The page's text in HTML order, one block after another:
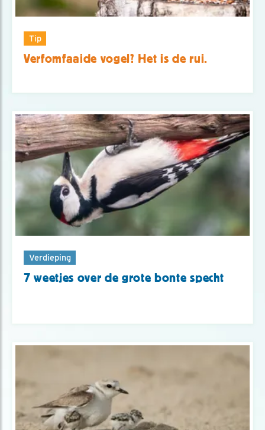
Tip
Verfomfaaide vogel? Het is de rui.
Verdieping
7 weetjes over de grote bonte specht